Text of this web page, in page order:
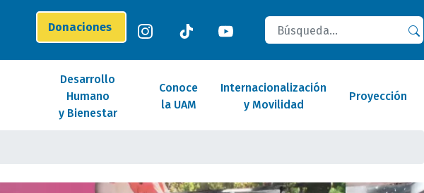
Donaciones
Buscar
Desarrollo
Humano
y Bienestar
Conoce
la UAM
Internacionalización
y Movilidad
Proyección